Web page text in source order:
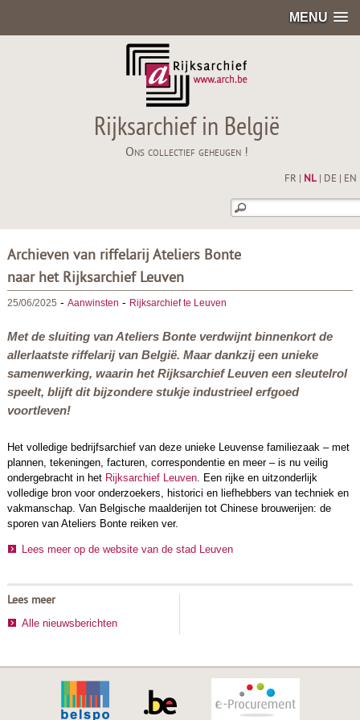
MENU
Rijksarchief in België
Ons collectief geheugen !
FR NL| DE EN
Archieven van riffelarij Ateliers Bonte
naar het Rijksarchief Leuven
25/06/2025 - Aanwinsten - Rijksarchief te Leuven
Met de sluiting van Ateliers Bonte verdwijnt binnenkort de
allerlaatste riffelarij van België. Maar dankzij een unieke
samenwerking, waarin het Rijksarchief Leuven een sleutelrol
speelt, blijft dit bijzondere stukje industrieel erfgoed
voortleven!
Het volledige bedrijfsarchief van deze unieke Leuvense familiezaak – met
plannen, tekeningen, facturen, correspondentie en meer – is nu veilig
ondergebracht in het Rijksarchief Leuven. Een rijke en uitzonderlijk
volledige bron voor onderzoekers, historici en liefhebbers van techniek en
vakmanschap. Van Belgische maalderijen tot Chinese brouwerijen: de
sporen van Ateliers Bonte reiken ver.
Lees meer op de website van de stad Leuven
Lees meer
Alle nieuwsberichten